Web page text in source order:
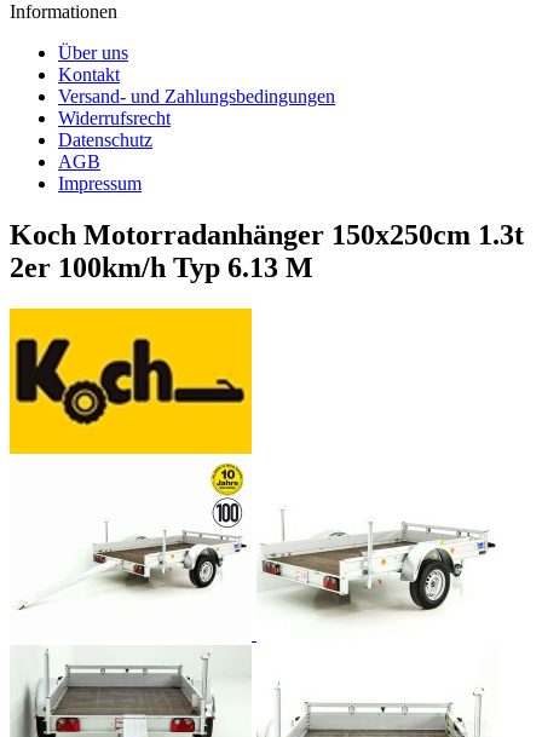
Informationen
Über uns
Kontakt
Versand- und Zahlungsbedingungen
Widerrufsrecht
Datenschutz
AGB
Impressum
Koch Motorradanhänger 150x250cm 1.3t
2er 100km/h Typ 6.13 M